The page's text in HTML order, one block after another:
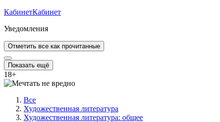
КабинетКабинет
Уведомления
Отметить все как прочитанные
Показать ещё
18+
Все
Художественная литература
Художественная литература: общее